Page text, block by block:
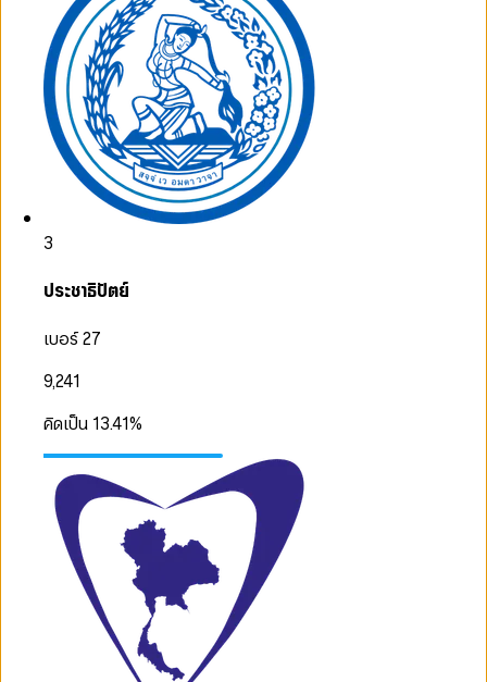
3
ประชาธิปัตย์
เบอร์ 27
9,241
คิดเป็น 13.41%